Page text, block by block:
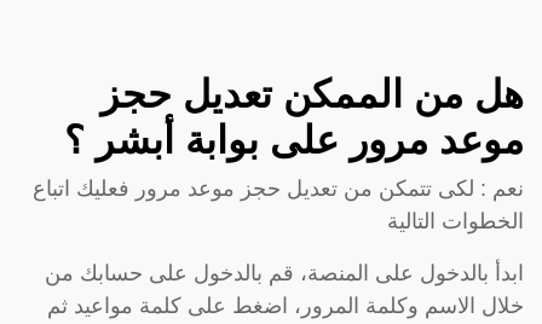
هل من الممكن تعديل حجز
موعد مرور على بوابة أبشر ؟
نعم : لكى تتمكن من تعديل حجز موعد مرور فعليك اتباع
الخطوات التالية
ابدأ بالدخول على المنصة، قم بالدخول على حسابك من
خلال الاسم وكلمة المرور، اضغط على كلمة مواعيد ثم